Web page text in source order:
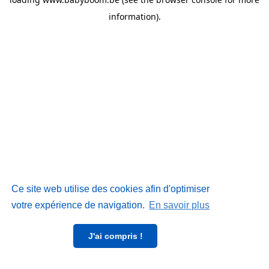
Ce site web utilise des cookies afin d'optimiser
votre expérience de navigation. En savoir plus
J'ai compris !
information).